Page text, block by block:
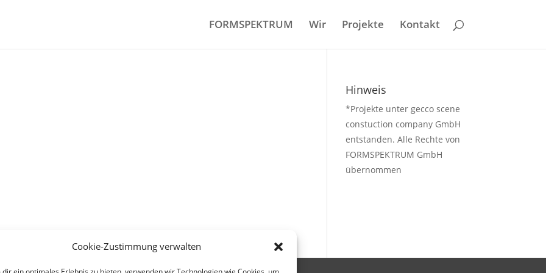
Cookie-Zustimmung verwalten
FORMSPEKTRUM Wir Projekte Kontakt
Hinweis
*Projekte unter gecco scene
constuction company GmbH
entstanden. Alle Rechte von
FORMSPEKTRUM GmbH
übernommen